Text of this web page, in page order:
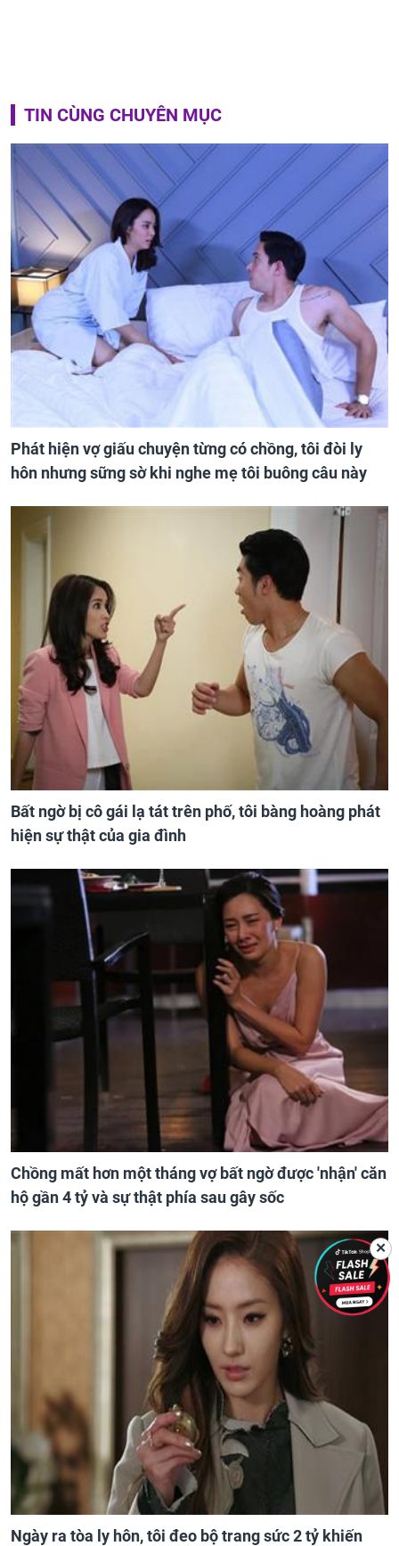
TIN CÙNG CHUYÊN MỤC
Phát hiện vợ giấu chuyện từng có chồng, tôi đòi ly
hôn nhưng sững sờ khi nghe mẹ tôi buông câu này
Bất ngờ bị cô gái lạ tát trên phố, tôi bàng hoàng phát
hiện sự thật của gia đình
Chồng mất hơn một tháng vợ bất ngờ được 'nhận' căn
hộ gần 4 tỷ và sự thật phía sau gây sốc
Ngày ra tòa ly hôn, tôi đeo bộ trang sức 2 tỷ khiến
✕